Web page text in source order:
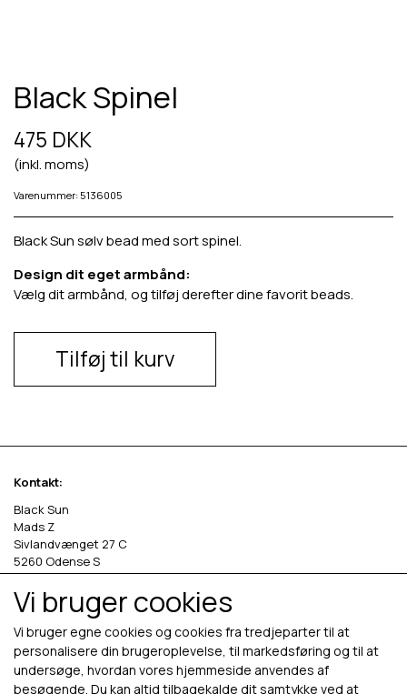
Black Spinel
475 DKK
(inkl. moms)
Varenummer: 5136005
Black Sun sølv bead med sort spinel.
Design dit eget armbånd:
Vælg dit armbånd, og tilføj derefter dine favorit beads.
Tilføj til kurv
Kontakt:
Black Sun
Mads Z
Sivlandvænget 27 C
5260 Odense S
Denmark
Phone: +45 69 13 27 00
cvr. 36535458
Vi bruger cookies
Vi bruger egne cookies og cookies fra tredjeparter til at
personalisere din brugeroplevelse, til markedsføring og til at
undersøge, hvordan vores hjemmeside anvendes af
besøgende. Du kan altid tilbagekalde dit samtykke ved at